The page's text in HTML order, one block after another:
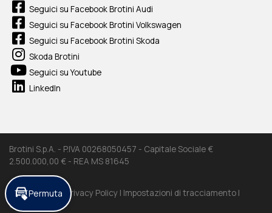
Seguici su Facebook Brotini Audi
Seguici su Facebook Brotini Volkswagen
Seguici su Facebook Brotini Skoda
Skoda Brotini
Seguici su Youtube
LinkedIn
Brotini S.p.A. - P.IVA 00268050457 - Capitale Sociale €
2.500.000,00 € - REA MS 81645
Cookie Policy | Privacy Policy | Impostazioni di tracciamento |
Credits
Permuta